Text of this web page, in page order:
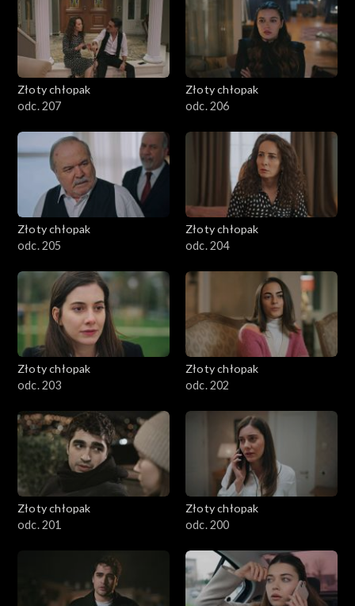
Złoty chłopak
odc. 207
Złoty chłopak
odc. 206
Złoty chłopak
odc. 205
Złoty chłopak
odc. 204
Złoty chłopak
odc. 203
Złoty chłopak
odc. 202
Złoty chłopak
odc. 201
Złoty chłopak
odc. 200